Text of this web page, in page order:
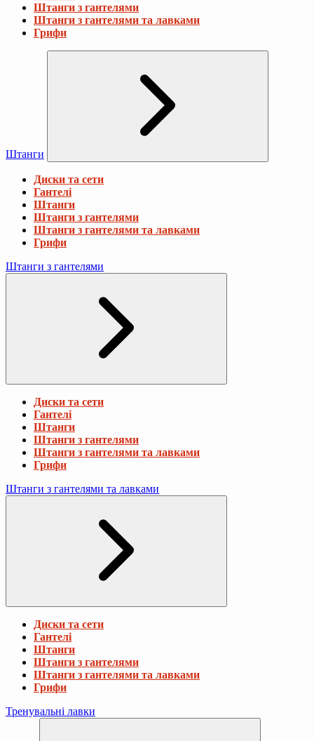
Штанги з гантелями
Штанги з гантелями та лавками
Грифи
Штанги
Диски та сети
Гантелі
Штанги
Штанги з гантелями
Штанги з гантелями та лавками
Грифи
Штанги з гантелями
Диски та сети
Гантелі
Штанги
Штанги з гантелями
Штанги з гантелями та лавками
Грифи
Штанги з гантелями та лавками
Диски та сети
Гантелі
Штанги
Штанги з гантелями
Штанги з гантелями та лавками
Грифи
Тренувальні лавки